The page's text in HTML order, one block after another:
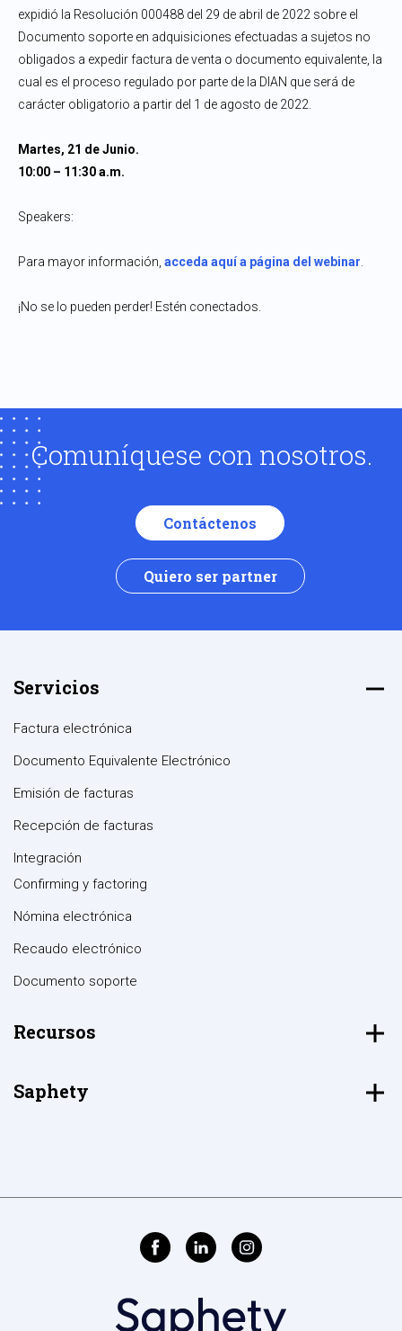
expidió la Resolución 000488 del 29 de abril de 2022 sobre el
Documento soporte en adquisiciones efectuadas a sujetos no
obligados a expedir factura de venta o documento equivalente, la
cual es el proceso regulado por parte de la DIAN que será de
carácter obligatorio a partir del 1 de agosto de 2022.
Martes, 21 de Junio.
10:00 – 11:30 a.m.
Speakers:
Para mayor información, acceda aquí a página del webinar
¡No se lo pueden perder! Estén conectados.
Comuníquese con nosotros.
Contáctenos
Quiero ser partner
Servicios
Factura electrónica
Documento Equivalente Electrónico
Emisión de facturas
Recepción de facturas
Integración
Confirming y factoring
Nómina electrónica
Recaudo electrónico
Documento soporte
Recursos
Saphety